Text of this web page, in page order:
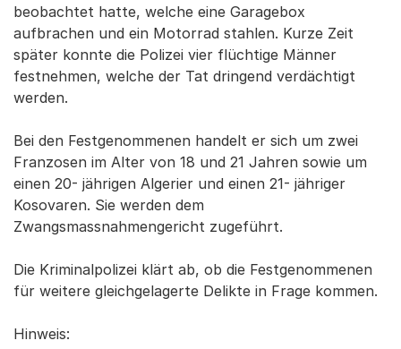
beobachtet hatte, welche eine Garagebox
aufbrachen und ein Motorrad stahlen. Kurze Zeit
später konnte die Polizei vier flüchtige Männer
festnehmen, welche der Tat dringend verdächtigt
werden.
Bei den Festgenommenen handelt er sich um zwei
Franzosen im Alter von 18 und 21 Jahren sowie um
einen 20- jährigen Algerier und einen 21- jähriger
Kosovaren. Sie werden dem
Zwangsmassnahmengericht zugeführt.
Die Kriminalpolizei klärt ab, ob die Festgenommenen
für weitere gleichgelagerte Delikte in Frage kommen.
Hinweis: